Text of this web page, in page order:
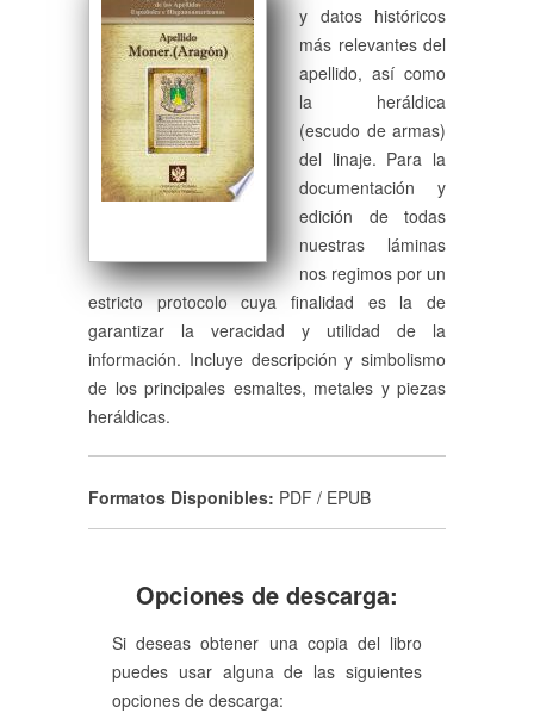
y datos históricos
más relevantes del
apellido, así como
la heráldica
(escudo de armas)
del linaje. Para la
documentación y
edición de todas
nuestras láminas
nos regimos por un
estricto protocolo cuya finalidad es la de
garantizar la veracidad y utilidad de la
información. Incluye descripción y simbolismo
de los principales esmaltes, metales y piezas
heráldicas.
Formatos Disponibles: PDF / EPUB
Opciones de descarga:
Si deseas obtener una copia del libro
puedes usar alguna de las siguientes
opciones de descarga: